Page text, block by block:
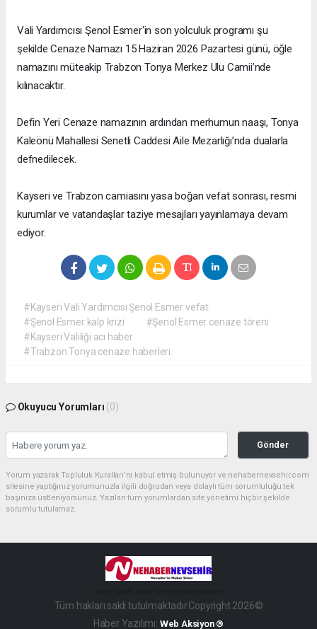
Vali Yardımcısı Şenol Esmer'in son yolculuk programı şu
şekilde Cenaze Namazı 15 Haziran 2026 Pazartesi günü, öğle
namazını müteakip Trabzon Tonya Merkez Ulu Camii’nde
kılınacaktır.
Defin Yeri Cenaze namazının ardından merhumun naaşı, Tonya
Kaleönü Mahallesi Senetli Caddesi Aile Mezarlığı’nda dualarla
defnedilecek.
Kayseri ve Trabzon camiasını yasa boğan vefat sonrası, resmi
kurumlar ve vatandaşlar taziye mesajları yayınlamaya devam
ediyor.
#Kayseri Vali Yardımcısı Şenol Esmer vefat
#Şenol Esmer kalp krizi
#Şenol Esmer cenaze töreni
#Kayseri Valiliği acı haber
#Trabzon Tonya cenaze haberleri.
Okuyucu Yorumları (0)
Gönder
Yorum yazarak Topluluk Kuralları’nı kabul etmiş bulunuyor ve nehabernevsehir.com
sitesine yaptığınız yorumunuzla ilgili doğrudan veya dolaylı tüm sorumluluğu tek
başınıza üstleniyorsunuz. Yazılan tüm yorumlardan site yönetimi hiçbir şekilde
sorumlu tutulamaz.
Tüm hakları saklı tutulmaktadır.Copyright 2026©
Haber Yazılımı: Web Aksiyon ®